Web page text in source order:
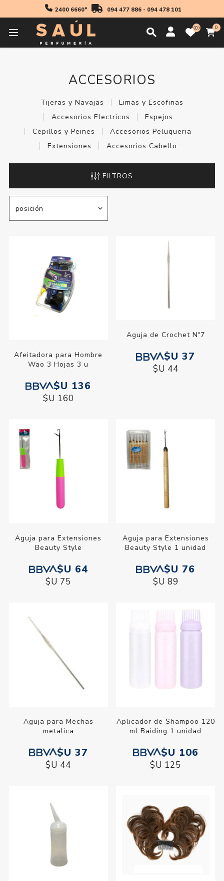
2400 6660* 094 477 886- 094 478 101
0 0
Inicio
ACCESORIOS
Tijeras y Navajas
Limas y Escofinas
Accesorios Electricos
Espejos
Cepillos y Peines
Accesorios Peluqueria
Extensiones
Accesorios Cabello
FILTROS
Afeitadora para Hombre
Wao 3 Hojas 3 u
$U 136
$U 160
Aguja de Crochet Nº7
$U 37
$U 44
Aguja para Extensiones
Beauty Style
$U 64
$U 75
Aguja para Extensiones
Beauty Style 1 unidad
$U 76
$U 89
Aguja para Mechas
metalica
$U 37
$U 44
Aplicador de Shampoo 120
ml Baiding 1 unidad
$U 106
$U 125